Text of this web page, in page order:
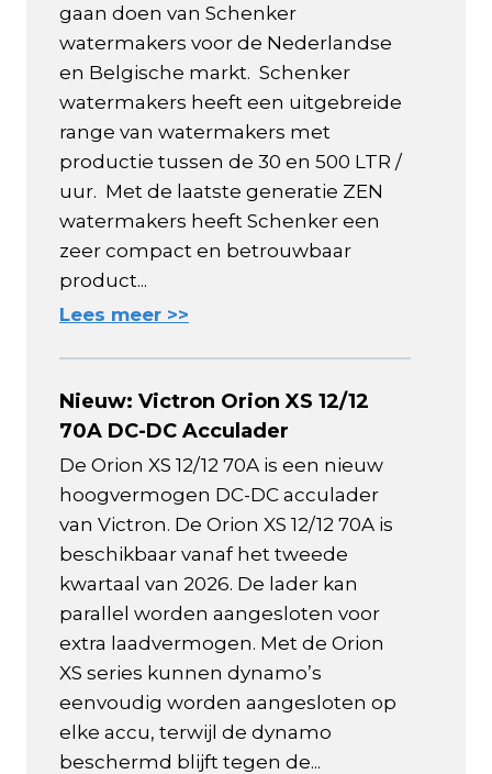
gaan doen van Schenker
watermakers voor de Nederlandse
en Belgische markt. Schenker
watermakers heeft een uitgebreide
range van watermakers met
productie tussen de 30 en 500 LTR /
uur. Met de laatste generatie ZEN
watermakers heeft Schenker een
zeer compact en betrouwbaar
product...
Lees meer >>
Nieuw: Victron Orion XS 12/12
70A DC-DC Acculader
De Orion XS 12/12 70A is een nieuw
hoogvermogen DC-DC acculader
van Victron. De Orion XS 12/12 70A is
beschikbaar vanaf het tweede
kwartaal van 2026. De lader kan
parallel worden aangesloten voor
extra laadvermogen. Met de Orion
XS series kunnen dynamo’s
eenvoudig worden aangesloten op
elke accu, terwijl de dynamo
beschermd blijft tegen de...